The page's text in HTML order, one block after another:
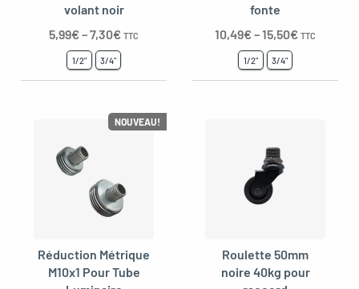
volant noir
5,99€–7,30€ TTC
1/2" 3/4"
fonte
10,49€–15,50€ TTC
1/2" 3/4"
NOUVEAU!
Réduction Métrique
M10x1 Pour Tube
Roulette 50mm
noire 40kg pour